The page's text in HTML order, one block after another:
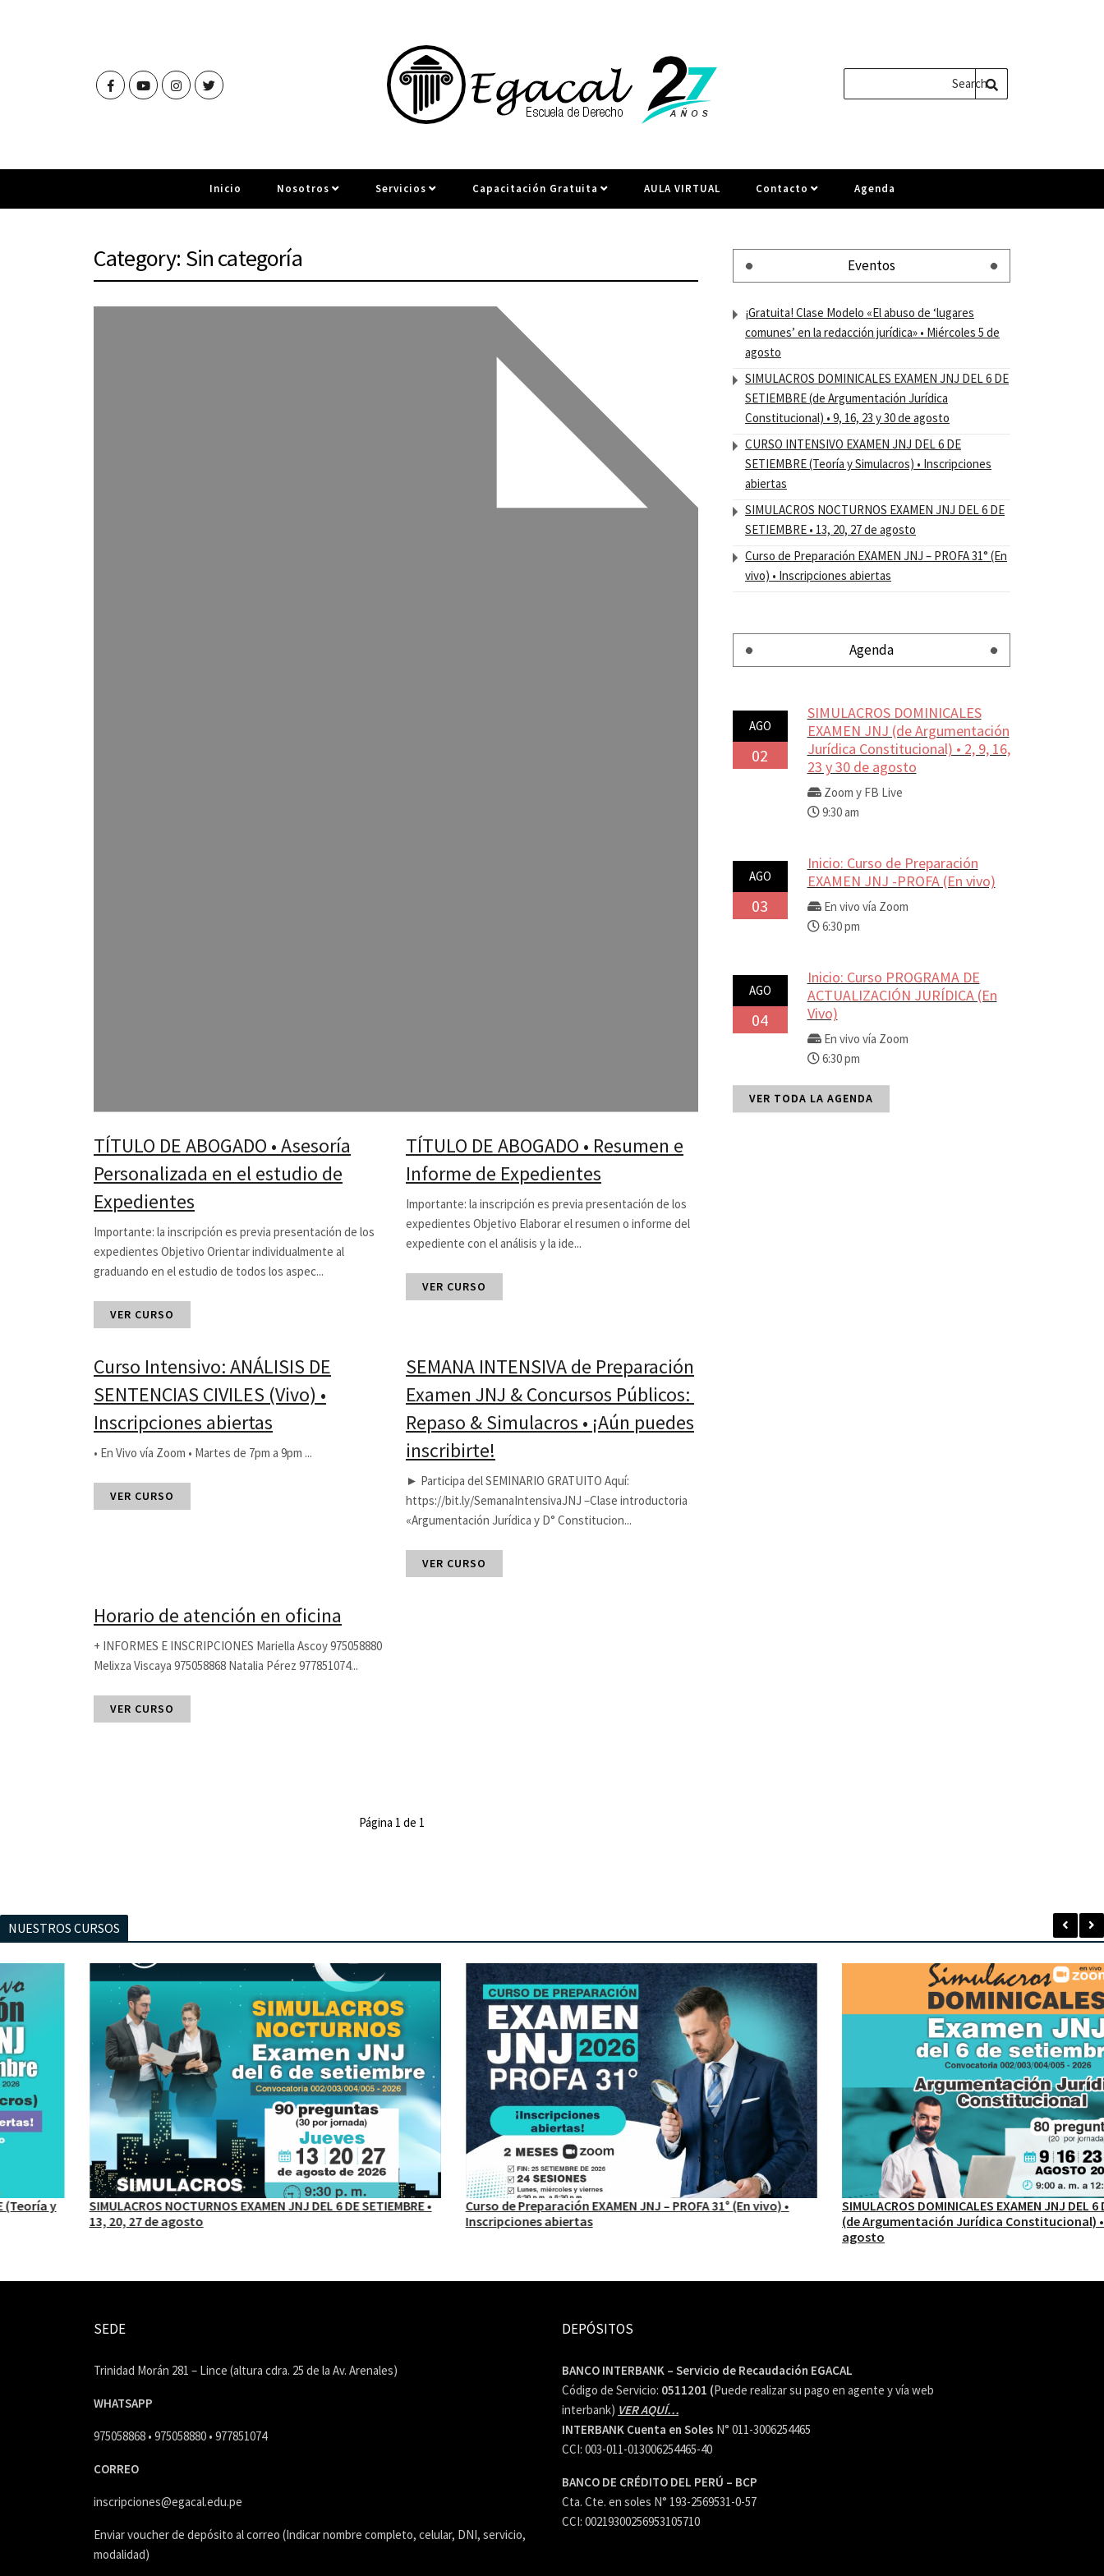
Inicio Nosotros Servicios Capacitación Gratuita AULA VIRTUAL Contacto Agenda
Category: Sin categoría
TÍTULO DE ABOGADO • Asesoría
Personalizada en el estudio de
Expedientes
Importante: la inscripción es previa presentación de los
expedientes Objetivo Orientar individualmente al
graduando en el estudio de todos los aspec...
VER CURSO
TÍTULO DE ABOGADO • Resumen e
Informe de Expedientes
Importante: la inscripción es previa presentación de los
expedientes Objetivo Elaborar el resumen o informe del
expediente con el análisis y la ide...
VER CURSO
Curso Intensivo: ANÁLISIS DE
SENTENCIAS CIVILES (Vivo) •
Inscripciones abiertas
• En Vivo vía Zoom • Martes de 7pm a 9pm ...
VER CURSO
SEMANA INTENSIVA de Preparación
Examen JNJ & Concursos Públicos:
Repaso & Simulacros • ¡Aún puedes
inscribirte!
► Participa del SEMINARIO GRATUITO Aquí:
https://bit.ly/SemanaIntensivaJNJ –Clase introductoria
«Argumentación Jurídica y D° Constitucion...
VER CURSO
Horario de atención en oficina
+ INFORMES E INSCRIPCIONES Mariella Ascoy 975058880
Melixza Viscaya 975058868 Natalia Pérez 977851074...
VER CURSO
Página 1 de 1
Eventos
¡Gratuita! Clase Modelo «El abuso de ‘lugares
comunes’ en la redacción jurídica» • Miércoles 5 de
agosto
SIMULACROS DOMINICALES EXAMEN JNJ DEL 6 DE
SETIEMBRE (de Argumentación Jurídica
Constitucional) • 9, 16, 23 y 30 de agosto
CURSO INTENSIVO EXAMEN JNJ DEL 6 DE
SETIEMBRE (Teoría y Simulacros) • Inscripciones
abiertas
SIMULACROS NOCTURNOS EXAMEN JNJ DEL 6 DE
SETIEMBRE • 13, 20, 27 de agosto
Curso de Preparación EXAMEN JNJ – PROFA 31° (En
vivo) • Inscripciones abiertas
Agenda
AGO
02
SIMULACROS DOMINICALES
EXAMEN JNJ (de Argumentación
Jurídica Constitucional) • 2, 9, 16,
23 y 30 de agosto
Zoom y FB Live
9:30 am
AGO
03
Inicio: Curso de Preparación
EXAMEN JNJ -PROFA (En vivo)
En vivo vía Zoom
6:30 pm
AGO
04
Inicio: Curso PROGRAMA DE
ACTUALIZACIÓN JURÍDICA (En
Vivo)
En vivo vía Zoom
6:30 pm
VER TODA LA AGENDA
NUESTROS CURSOS
SIMULACROS NOCTURNOS EXAMEN JNJ DEL 6 DE SETIEMBRE •
13, 20, 27 de agosto
Curso de Preparación EXAMEN JNJ – PROFA 31° (En vivo) •
Inscripciones abiertas
SIMULACROS DOMINICALES EXAMEN JNJ DEL 6 DE SETIEMBRE
(de Argumentación Jurídica Constitucional) • 9, 16, 23 y 30 de
SEDE
Trinidad Morán 281 – Lince (altura cdra. 25 de la Av. Arenales)
WHATSAPP
975058868 • 975058880 • 977851074
CORREO
inscripciones@egacal.edu.pe
Enviar voucher de depósito al correo (Indicar nombre completo, celular, DNI, servicio,
modalidad)
DEPÓSITOS
BANCO INTERBANK – Servicio de Recaudación EGACAL
Código de Servicio: 0511201 (Puede realizar su pago en agente y vía web
interbank) VER AQUÍ…
INTERBANK Cuenta en Soles N° 011-3006254465
CCI: 003-011-013006254465-40
BANCO DE CRÉDITO DEL PERÚ – BCP
Cta. Cte. en soles N° 193-2569531-0-57
CCI: 00219300256953105710